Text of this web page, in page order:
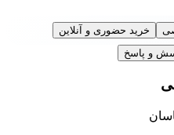
خرید حضوری و آنلاین
و پاسخ